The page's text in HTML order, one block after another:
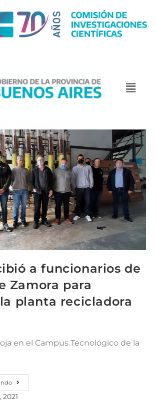
a funcionarios de
Zamora para
planta recicladora
en el Campus Tecnológico de la